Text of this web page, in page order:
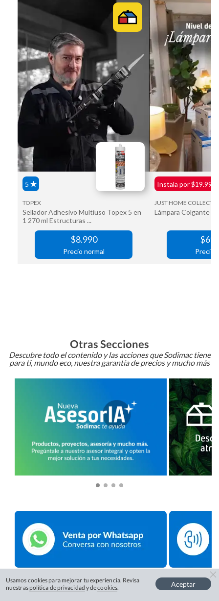
Otras Secciones
Descubre todo el contenido y las acciones que Sodimac tiene
para ti, mundo eco, nuestra garantía de precios y mucho más
Usamos cookies para mejorar tu experiencia. Revisa
nuestras política de privacidad y decookies. Aceptar